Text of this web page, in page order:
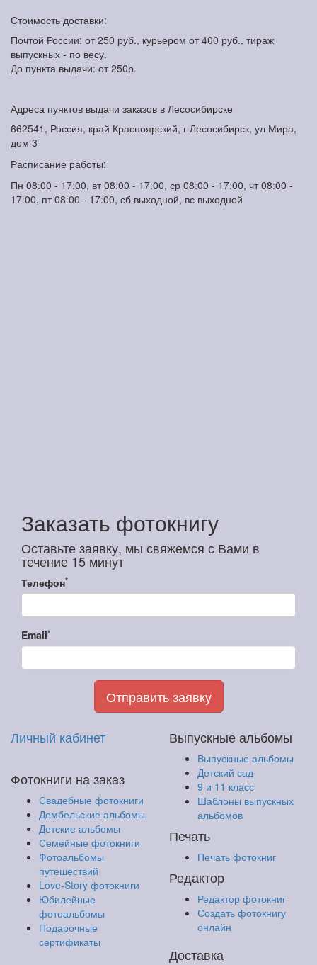
Стоимость доставки:
Почтой России: от 250 руб., курьером от 400 руб., тираж
выпускных - по весу.
До пункта выдачи: от 250р.
Адреса пунктов выдачи заказов в Лесосибирске
662541, Россия, край Красноярский, г Лесосибирск, ул Мира,
дом 3
Расписание работы:
Пн 08:00 - 17:00, вт 08:00 - 17:00, ср 08:00 - 17:00, чт 08:00 -
17:00, пт 08:00 - 17:00, сб выходной, вс выходной
Заказать фотокнигу
Оставьте заявку, мы свяжемся с Вами в
течение 15 минут
Телефон*
Email*
Отправить заявку
Личный кабинет
Фотокниги на заказ
Свадебные фотокниги
Дембельские альбомы
Детские альбомы
Семейные фотокниги
Фотоальбомы
путешествий
Love-Story фотокниги
Юбилейные
фотоальбомы
Подарочные
сертификаты
Выпускные альбомы
Выпускные альбомы
Детский сад
9 и 11 класс
Шаблоны выпускных
альбомов
Печать
Печать фотокниг
Редактор
Редактор фотокниг
Создать фотокнигу
онлайн
Доставка